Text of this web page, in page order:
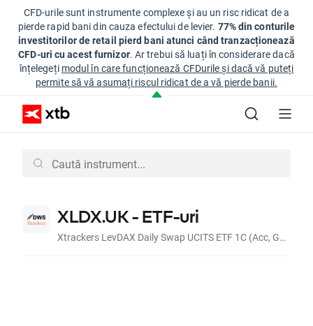
CFD-urile sunt instrumente complexe și au un risc ridicat de a
pierde rapid bani din cauza efectului de levier. 77% din conturile
investitorilor de retail pierd bani atunci când tranzacționează
CFD-uri cu acest furnizor. Ar trebui să luați în considerare dacă
înțelegeți modul în care funcționează CFDurile și dacă vă puteți
permite să vă asumați riscul ridicat de a vă pierde banii.
XLDX.UK - ETF-uri
Xtrackers LevDAX Daily Swap UCITS ETF 1C (Acc, GBp)